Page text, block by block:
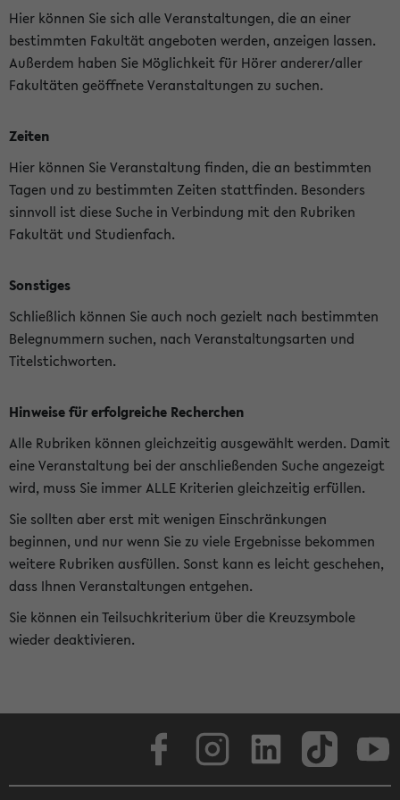
Hier können Sie sich alle Veranstaltungen, die an einer
bestimmten Fakultät angeboten werden, anzeigen lassen.
Außerdem haben Sie Möglichkeit für Hörer anderer/aller
Fakultäten geöffnete Veranstaltungen zu suchen.
Zeiten
Hier können Sie Veranstaltung finden, die an bestimmten
Tagen und zu bestimmten Zeiten stattfinden. Besonders
sinnvoll ist diese Suche in Verbindung mit den Rubriken
Fakultät und Studienfach.
Sonstiges
Schließlich können Sie auch noch gezielt nach bestimmten
Belegnummern suchen, nach Veranstaltungsarten und
Titelstichworten.
Hinweise für erfolgreiche Recherchen
Alle Rubriken können gleichzeitig ausgewählt werden. Damit
eine Veranstaltung bei der anschließenden Suche angezeigt
wird, muss Sie immer ALLE Kriterien gleichzeitig erfüllen.
Sie sollten aber erst mit wenigen Einschränkungen
beginnen, und nur wenn Sie zu viele Ergebnisse bekommen
weitere Rubriken ausfüllen. Sonst kann es leicht geschehen,
dass Ihnen Veranstaltungen entgehen.
Sie können ein Teilsuchkriterium über die Kreuzsymbole
wieder deaktivieren.